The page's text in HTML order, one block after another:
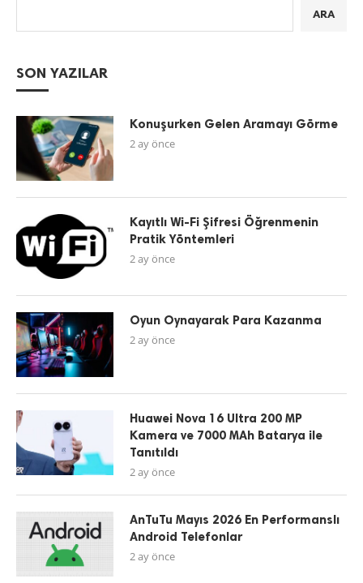
ARA
SON YAZILAR
Konuşurken Gelen Aramayı Görme
2 ay önce
Kayıtlı Wi-Fi Şifresi Öğrenmenin
Pratik Yöntemleri
2 ay önce
Oyun Oynayarak Para Kazanma
2 ay önce
Huawei Nova 16 Ultra 200 MP
Kamera ve 7000 MAh Batarya ile
Tanıtıldı
2 ay önce
AnTuTu Mayıs 2026 En Performanslı
Android Telefonlar
2 ay önce